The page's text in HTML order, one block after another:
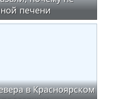
печени
в Красноярском